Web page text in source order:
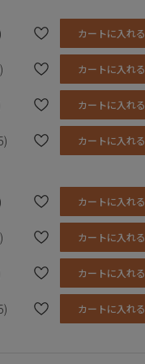
カートに入れる
カートに入れる
カートに入れる
カートに入れる
カートに入れる
カートに入れる
カートに入れる
カートに入れる